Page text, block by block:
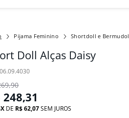
Pijama Feminino Shortdoll e
Doll Alças Daisy
06.09.4030
,90
248,31
DE R$62,07SEM JUROS